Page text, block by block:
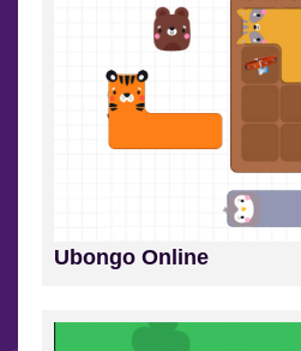
Ubongo Online